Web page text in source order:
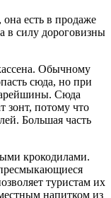
есть в продаже
в силу дороговизны
Обычному
сюда, но при
Сюда
зонт, потому что
Большая часть
крокодилами.
туристам их
напитком из